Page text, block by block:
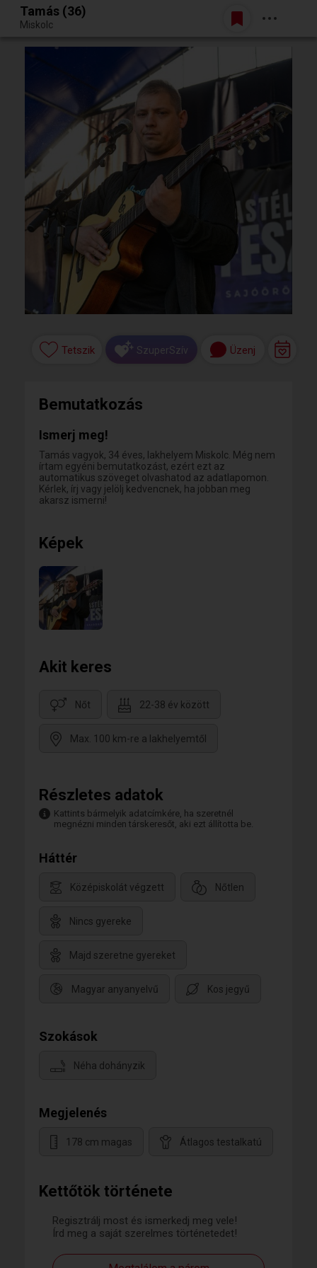
Egy jó randiból bármi lehet.
Belépés
Tamás (36)
Miskolc
Kettőtök története
Regisztrálj most és ismerkedj meg vele!
Írd meg a saját szerelmes történetedet!
Tetszik SzuperSzív Üzenj
Bemutatkozás
Ismerj meg!
Tamás vagyok, 34 éves, lakhelyem Miskolc. Még nem
írtam egyéni bemutatkozást, ezért ezt az
automatikus szöveget olvashatod az adatlapomon.
Kérlek, írj vagy jelölj kedvencnek, ha jobban meg
akarsz ismerni!
Képek
Akit keres
Nőt 22-38 év között
Max. 100 km-re a lakhelyemtől
Részletes adatok
Kattints bármelyik adatcímkére, ha szeretnél
megnézni minden társkeresőt, aki ezt állította be.
Háttér
Középiskolát végzett Nőtlen
Nincs gyereke
Majd szeretne gyereket
Magyar anyanyelvű Kos jegyű
Szokások
Néha dohányzik
Megjelenés
178 cm magas Átlagos testalkatú